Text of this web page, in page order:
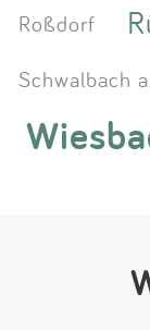
Roßdorf
Schwalbach